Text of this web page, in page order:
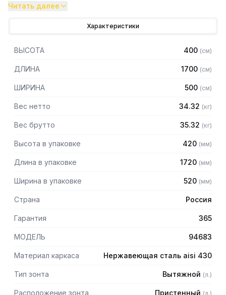
процессе готовки.
Кроме того, зонт втягивает в себя продукты сгорания и
оборудование формирует микроклимат в помещении и
защищает сотрудников горячего цеха.
Особенности:
— Вытяжной пристенный в форме короба
— Материал: нержавеющая сталь AISI 430 толщиной
— С лабиринтными фильтрами (жироуловителями)
Читать далее
Характеристики
ВЫСОТА 400 (см)
ДЛИНА 1700 (см)
ШИРИНА 500 (см)
Вес нетто 34.32 (кг)
Вес брутто 35.32 (кг)
Высота в упаковке 420 (мм)
Длина в упаковке 1720 (мм)
Ширина в упаковке 520 (мм)
Страна Россия
Гарантия 365
МОДЕЛЬ 94683
Материал каркаса Нержавеющая сталь aisi 430
Тип зонта Вытяжной (л.)
Расположение зонта Пристенный (л.)